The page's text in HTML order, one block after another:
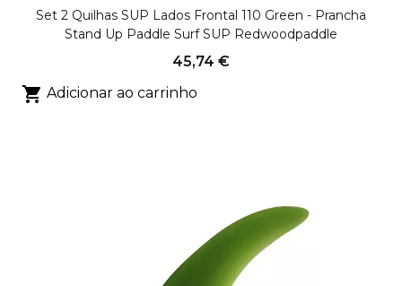
Set 2 Quilhas SUP Lados Frontal 110 Green - Prancha
Stand Up Paddle Surf SUP Redwoodpaddle
45,74 €
 Adicionar ao carrinho